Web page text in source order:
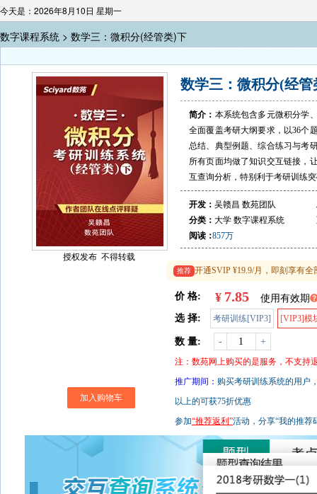
今天是：2026年8月10日 星期一
数字课程系统 > 数学三：微积分(经管类)下
授权发布 不得转载
数学三：微积分(经管
简介： 本系统包含多元微积分学
全面覆盖考研大纲要求，以36个
总结、典型例题、综合练习与考
所有页面均做了知识交互链接，
互查询分析，特别利于考研训练
开发： 吴赣昌 数苑团队
分类： 大学 数字课程系统
阅读：857万
推荐 开通SVIP ¥19.9/月，即刻享有
价 格: ¥ 7.85
使用有效期
选 择:
考研训练[VIP3] [VIP3]模
数 量: - +
注：数苑网上购买的是服务，不支持
推广期间： 购买考研训练系统的用户
以上的可获75折优惠
参加“推荐返利”活动，分享“我的推荐
加入购物车